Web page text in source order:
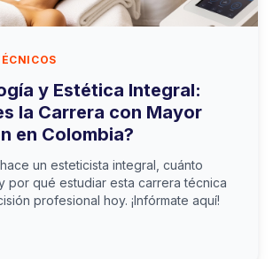
y Estética Integral:
la Carrera con Mayor
en Colombia?
un esteticista integral, cuánto
por qué estudiar esta carrera técnica
profesional hoy. ¡Infórmate aquí!